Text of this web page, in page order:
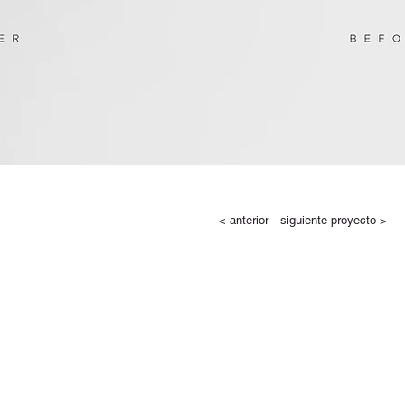
< anterior siguiente proyecto >